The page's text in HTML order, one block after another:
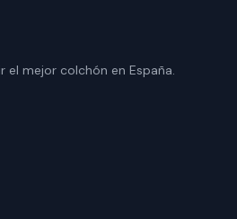
el mejor colchón en España.